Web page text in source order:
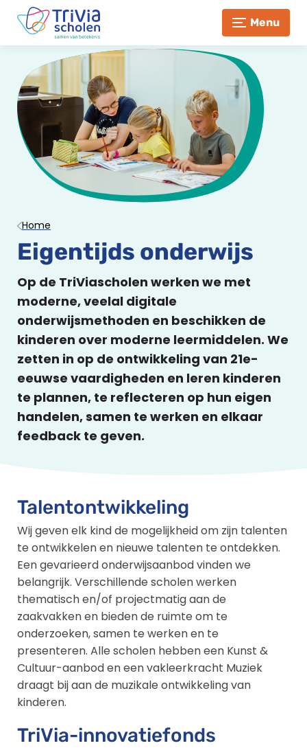
Menu
Home
Eigentijds onderwijs
Op de TriViascholen werken we met
moderne, veelal digitale
onderwijsmethoden en beschikken de
kinderen over moderne leermiddelen. We
zetten in op de ontwikkeling van 21e-
eeuwse vaardigheden en leren kinderen
te plannen, te reflecteren op hun eigen
handelen, samen te werken en elkaar
feedback te geven.
Talentontwikkeling
Wij geven elk kind de mogelijkheid om zijn talenten
te ontwikkelen en nieuwe talenten te ontdekken.
Een gevarieerd onderwijsaanbod vinden we
belangrijk. Verschillende scholen werken
thematisch en/of projectmatig aan de
zaakvakken en bieden de ruimte om te
onderzoeken, samen te werken en te
presenteren. Alle scholen hebben een Kunst &
Cultuur-aanbod en een vakleerkracht Muziek
draagt bij aan de muzikale ontwikkeling van
kinderen.
TriVia-innovatiefonds